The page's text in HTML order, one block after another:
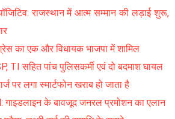
राजस्थान में आत्म सम्मान की लड़ाई शुरू,
का एक और विधायक भाजपा में शामिल
TI सहित पांच पुलिसकर्मी एवं दो बदमाश घायल
पर लगा स्मार्टफोन खराब हो जाता है
गाइडलाइन के बावजूद जनरल प्रमोशन का एलान